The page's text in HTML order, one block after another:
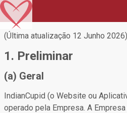
(Última atualização 12 Junho 2026)
1. Preliminar
(a) Geral
IndianCupid (o Website ou
operado pela Empresa. A